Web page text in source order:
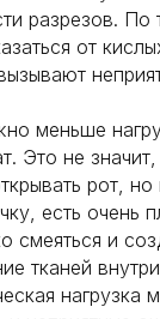
разрезов. По
от
меньше
Это не значит,
рот, но
есть очень
смеяться и
тканей
нагрузка